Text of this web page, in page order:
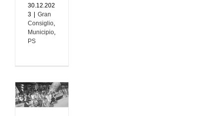
30.12.202
3 | Gran
Consiglio
Municipio
PS